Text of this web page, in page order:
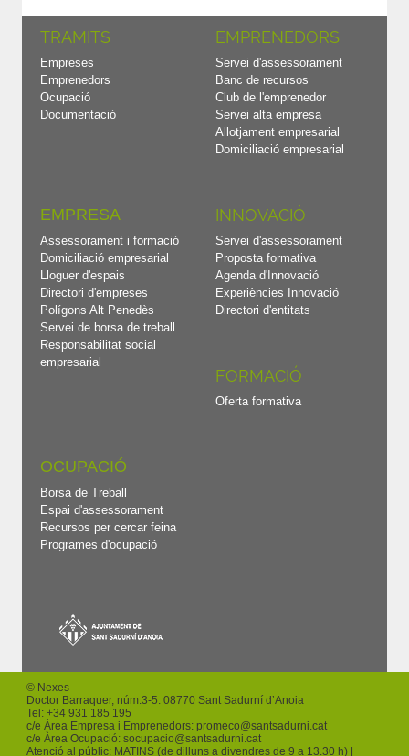
TRAMITS
Empreses
Emprenedors
Ocupació
Documentació
EMPRENEDORS
Servei d'assessorament
Banc de recursos
Club de l'emprenedor
Servei alta empresa
Allotjament empresarial
Domiciliació empresarial
EMPRESA
Assessorament i formació
Domiciliació empresarial
Lloguer d'espais
Directori d'empreses
Polígons Alt Penedès
Servei de borsa de treball
Responsabilitat social
empresarial
INNOVACIÓ
Servei d'assessorament
Proposta formativa
Agenda d'Innovació
Experiències Innovació
Directori d'entitats
FORMACIÓ
Oferta formativa
OCUPACIÓ
Borsa de Treball
Espai d'assessorament
Recursos per cercar feina
Programes d'ocupació
© Nexes
Doctor Barraquer, núm.3-5. 08770 Sant Sadurní d’Anoia
Tel: +34 931 185 195
c/e Àrea Empresa i Emprenedors: promeco@santsadurni.cat
c/e Àrea Ocupació: socupacio@santsadurni.cat
Atenció al públic: MATINS (de dilluns a divendres de 9 a 13.30 h) |